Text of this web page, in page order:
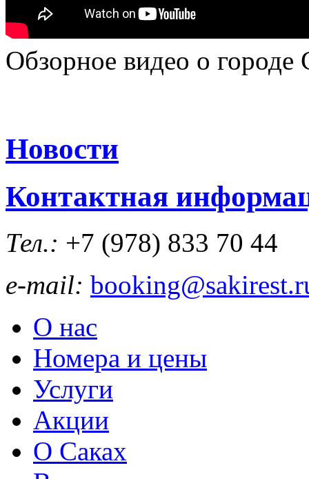
Обзорное видео о городе
Новости
Контактная
Тел.: +7 (978) 833 70 44
e-mail:
О нас
Номера и цены
Услуги
Акции
О Саках